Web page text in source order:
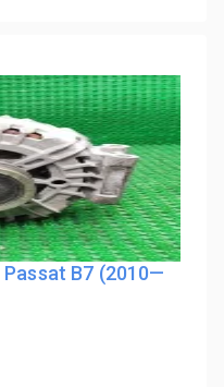
B7 (2010—